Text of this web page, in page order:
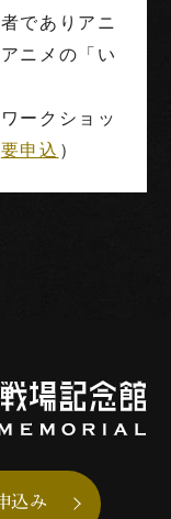
でありアニ
ニメの「い
クショッ
要申込 ）
込み